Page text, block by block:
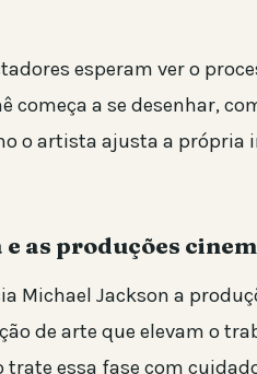
esperam ver o
começa a se desenhar,
o artista ajusta a
e as produções
Michael Jackson a
de arte que elevam o
essa fase com